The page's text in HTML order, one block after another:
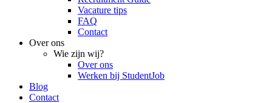
Vacature tips
FAQ
Contact
Over ons
Wie zijn wij?
Over ons
Werken bij StudentJob
Blog
Contact